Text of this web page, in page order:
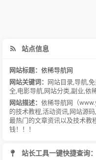
站点信息
网站标题： 依稀导航网
网站关键词：
网站目录 导航
全 电影导航 网站分类 副业 依
网站描述： 依稀导航网（
的技术教程,活动资讯,网站源
最热门的文章资讯以及技术教
钱！！！
站长工具一键快捷查询：